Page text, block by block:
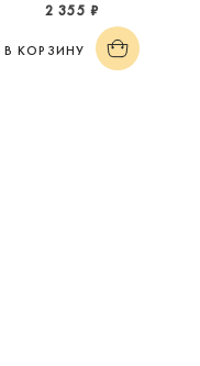
2 355 ₽
В КОРЗИНУ